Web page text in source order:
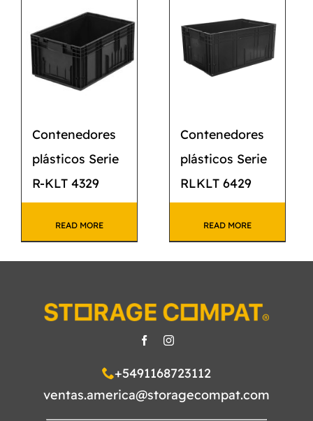
CONTACTO
Contenedores
plásticos Serie
R-KLT 4329
READ MORE
Contenedores
plásticos Serie
RLKLT 6429
READ MORE
+5491168723112
ventas.america@storagecompat.com